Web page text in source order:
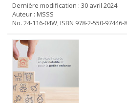
Dernière modification : 30 avril 2024
Auteur : MSSS
No. 24-116-04W, ISBN 978-2-550-